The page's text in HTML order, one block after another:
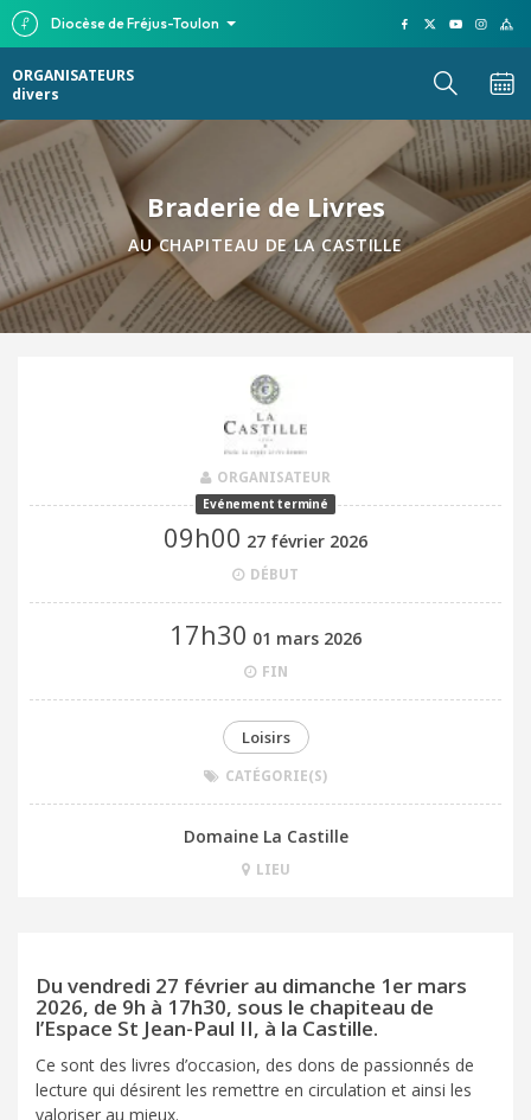
Diocèse de Fréjus-Toulon
ORGANISATEURS
divers
Braderie de Livres
AU CHAPITEAU DE LA CASTILLE
ORGANISATEUR
09h00 27 février 2026
DÉBUT
17h30 01 mars 2026
FIN
Loisirs
CATÉGORIE(S)
Domaine La Castille
LIEU
Du vendredi 27 février au dimanche 1er mars
2026, de 9h à 17h30, sous le chapiteau de
l’Espace St Jean-Paul II, à la Castille.
Ce sont des livres d’occasion, des dons de passionnés de
lecture qui désirent les remettre en circulation et ainsi les
valoriser au mieux.